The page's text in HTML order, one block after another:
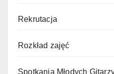
Rekrutacja
Rozkład zajęć
Spotkania Młodych